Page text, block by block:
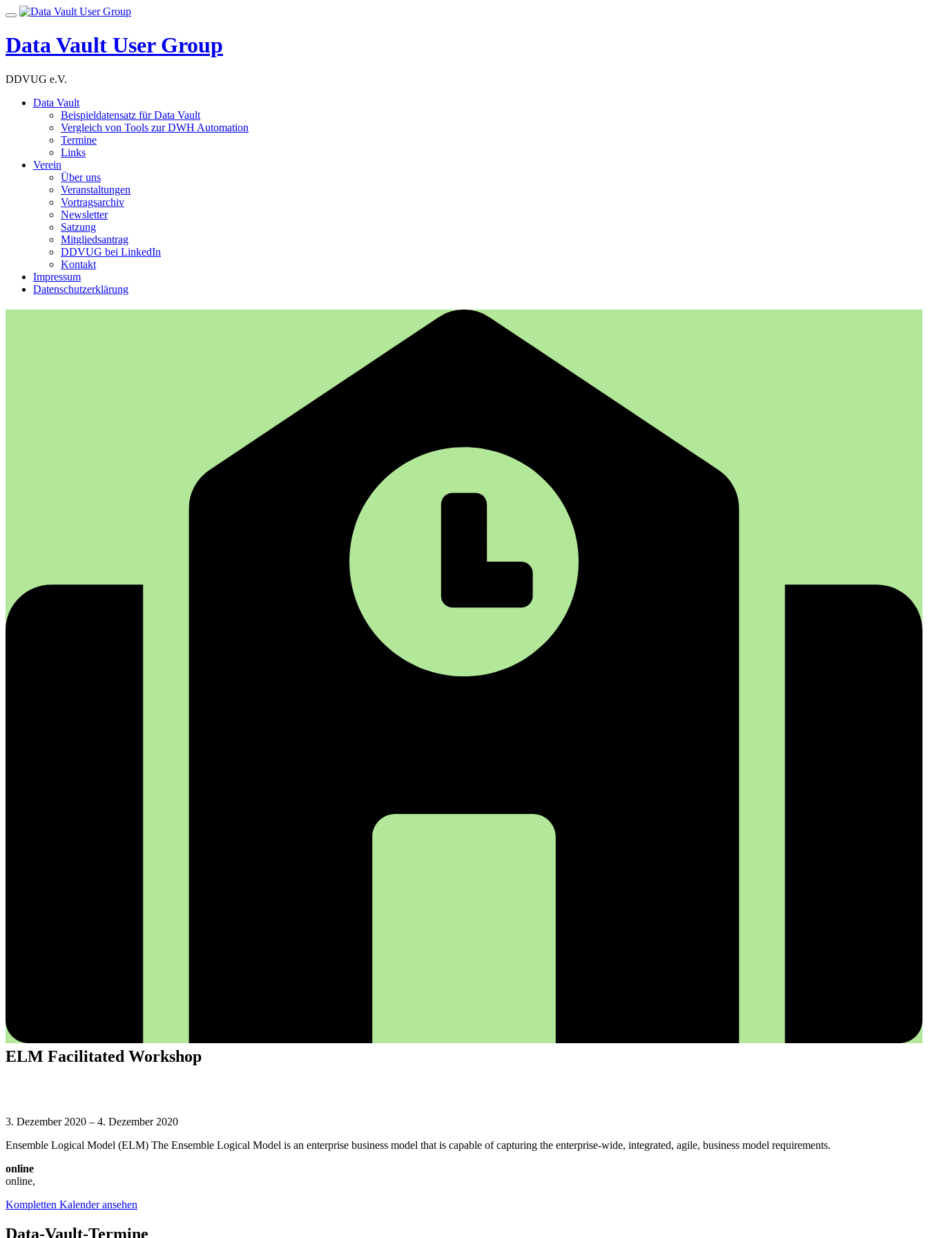
Skip
content
Toggle
Data Vault User Group
DDVUG e.V.
Data Vault
Beispieldatensatz für Data Vault
Vergleich von Tools zur DWH Automation
Termine
Links
Verein
Über uns
Veranstaltungen
Vortragsarchiv
Newsletter
Satzung
Mitgliedsantrag
DDVUG bei LinkedIn
Kontakt
Impressum
Datenschutzerklärung
ELM Facilitated Workshop
Facilitated
3. Dezember 2020 – 4. Dezember 2020
Ensemble Logical Model (ELM) The Ensemble Logical Model is an enterprise business model that is capable of capturing the enterprise-wide, integrated, agile, business model requirements.
online
online,
Kompletten Kalender ansehen
Data-Vault-Termine